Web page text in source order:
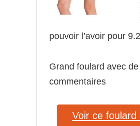
pouvoir l’avoir pour
Grand foulard avec
commentaires
Voir ce